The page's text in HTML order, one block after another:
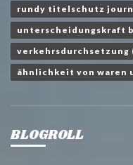
rundy titelschutz
unterscheidungskraft
verkehrsdurchsetzung
ähnlichkeit von waren
BLOGROLL